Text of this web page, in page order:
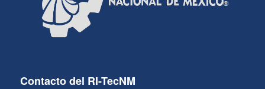
Contacto del RI-TecNM